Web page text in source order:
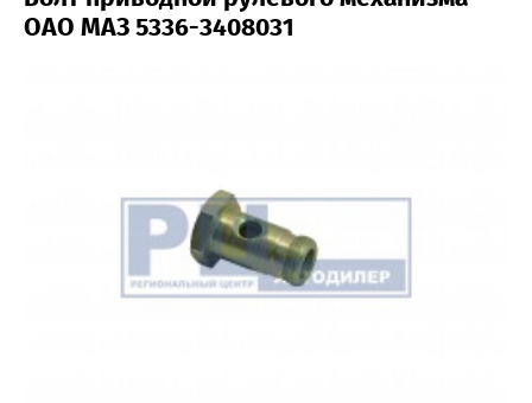
ОАО МАЗ 5336-3408031